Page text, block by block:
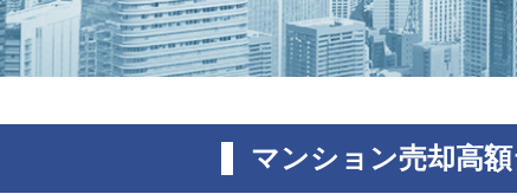
マンション売却高